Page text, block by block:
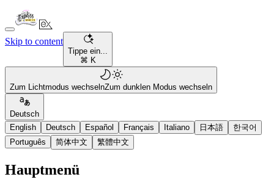
Skip to content
Tippe ein...
⌘ K
Zum Lichtmodus wechselnZum dunklen Modus wechseln
Deutsch
English
Deutsch Español Français Italiano 日本語
한국어
Português
简体中文 繁體中文
Hauptmenü